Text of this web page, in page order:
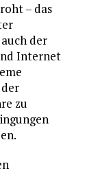
– das
der
Internet
zu